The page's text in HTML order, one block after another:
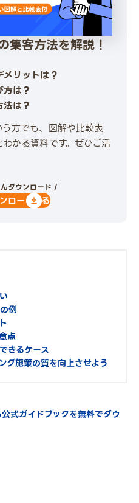
集客方法を解説！
メリットは？
は？
は？
方でも、図解や比較表
かる資料です。ぜひご活
ダウンロード /
ロードする
例
点
きるケース
グ施策の質を向上させよう
式ガイドブックを無料でダウ